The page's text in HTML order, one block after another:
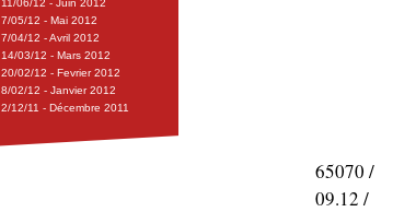
11/06/12 - Juin 2012
7/05/12 - Mai 2012
7/04/12 - Avril 2012
14/03/12 - Mars 2012
20/02/12 - Fevrier 2012
8/02/12 - Janvier 2012
2/12/11 - Décembre 2011
65070 /
09.12 /